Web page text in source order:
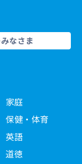
なさま
家庭
保健・体育
英語
道徳